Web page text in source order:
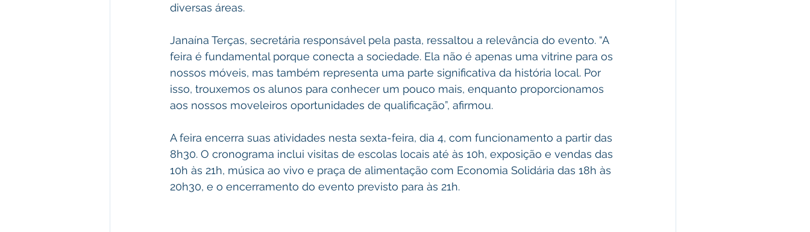
diversas áreas.
Janaína Terças, secretária responsável pela pasta, ressaltou a relevância do evento. “A
feira é fundamental porque conecta a sociedade. Ela não é apenas uma vitrine para os
nossos móveis, mas também representa uma parte significativa da história local. Por
isso, trouxemos os alunos para conhecer um pouco mais, enquanto proporcionamos
aos nossos moveleiros oportunidades de qualificação”, afirmou.
A feira encerra suas atividades nesta sexta-feira, dia 4, com funcionamento a partir das
8h30. O cronograma inclui visitas de escolas locais até às 10h, exposição e vendas das
10h às 21h, música ao vivo e praça de alimentação com Economia Solidária das 18h às
20h30, e o encerramento do evento previsto para às 21h.